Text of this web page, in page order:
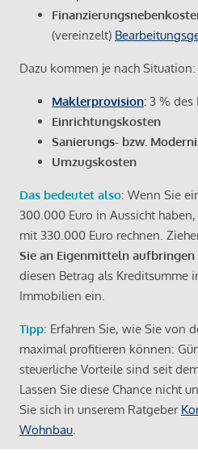
(vereinzelt)
Dazu kommen je nach Situation:
Maklerprovision: 3 % des
Einrichtungskosten
Sanierungs- bzw.
Umzugskosten
Das bedeutet also: Wenn Sie
300.000 Euro in Aussicht
mit 330.000 Euro rechnen.
Sie an Eigenmitteln
diesen Betrag als Kreditsumme
Immobilien ein.
Tipp: Erfahren Sie, wie Sie von
maximal profitieren können:
steuerliche Vorteile sind seit
Lassen Sie diese Chance nicht
Sie sich in unserem Ratgeber
Wohnbau.